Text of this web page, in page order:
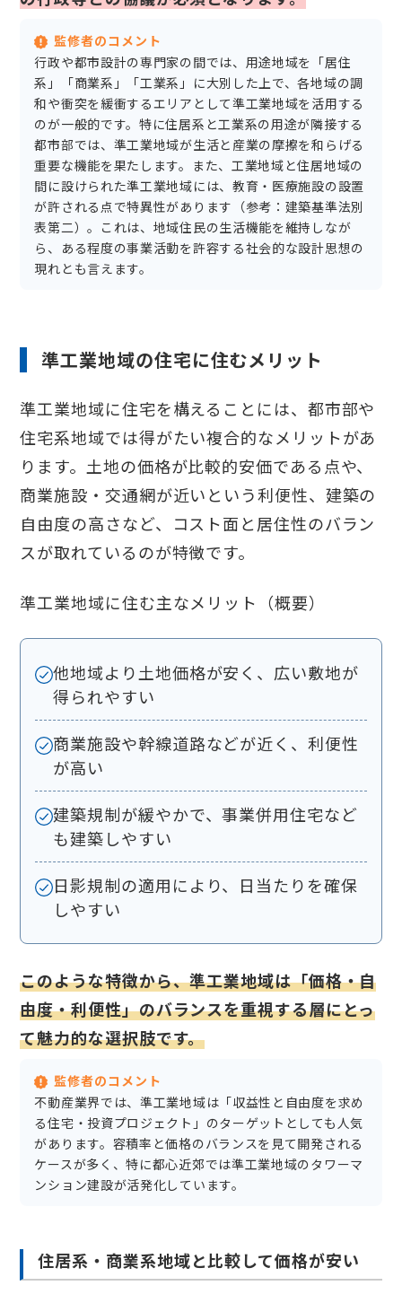
監修者のコメント
行政や都市設計の専門家の間では、用途地域を「居住
系」「商業系」「工業系」に大別した上で、各地域の調
和や衝突を緩衝するエリアとして準工業地域を活用する
のが一般的です。特に住居系と工業系の用途が隣接する
都市部では、準工業地域が生活と産業の摩擦を和らげる
重要な機能を果たします。また、工業地域と住居地域の
間に設けられた準工業地域には、教育・医療施設の設置
が許される点で特異性があります（参考：建築基準法別
表第二）。これは、地域住民の生活機能を維持しなが
ら、ある程度の事業活動を許容する社会的な設計思想の
現れとも言えます。
準工業地域の住宅に住むメリット
準工業地域に住宅を構えることには、都市部や
住宅系地域では得がたい複合的なメリットがあ
ります。土地の価格が比較的安価である点や、
商業施設・交通網が近いという利便性、建築の
自由度の高さなど、コスト面と居住性のバラン
スが取れているのが特徴です。
準工業地域に住む主なメリット（概要）
他地域より土地価格が安く、広い敷地が
得られやすい
商業施設や幹線道路などが近く、利便性
が高い
建築規制が緩やかで、事業併用住宅など
も建築しやすい
日影規制の適用により、日当たりを確保
しやすい
このような特徴から、準工業地域は「価格・自
由度・利便性」のバランスを重視する層にとっ
て魅力的な選択肢です。
監修者のコメント
不動産業界では、準工業地域は「収益性と自由度を求め
る住宅・投資プロジェクト」のターゲットとしても人気
があります。容積率と価格のバランスを見て開発される
ケースが多く、特に都心近郊では準工業地域のタワーマ
ンション建設が活発化しています。
住居系・商業系地域と比較して価格が安い